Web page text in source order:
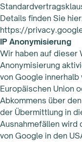
Details finden Sie
https://
IP Anonymisierung
Wir haben auf dieser
Anonymisierung
von Google
Europäischen Union
Abkommens über
der Übermittlung in
Ausnahmefällen wird
von Google in den